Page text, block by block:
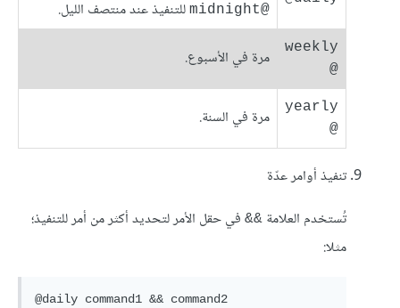
@midnight للتنفيذ عند منتصف الليل.
weekly
@
مرة في الأسبوع.
yearly
@
مرة في السنة.
تنفيذ أوامر عدّة
تُستخدم العلامة && في حقل الأمر لتحديد أكثر من أمر للتنفيذ؛
مثلا:
@daily command1 && command2